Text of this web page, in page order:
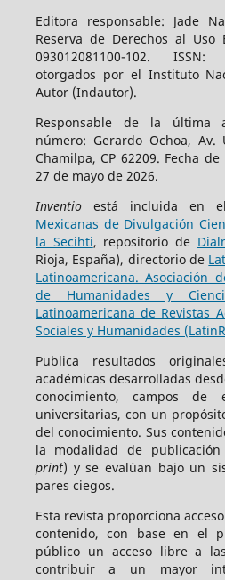
Editora responsable: Jade
Reserva de Derechos al Uso
093012081100-102.
otorgados por el Instituto
Autor (Indautor).
Responsable de la última
número: Gerardo Ochoa, Av.
Chamilpa, CP 62209. Fecha
27 de mayo de 2026.
Inventioestá incluida en
Mexicanas de Divulgación
la Secihti, repositorio de
Rioja, España), directorio de
Latinoamericana. Asociación
de Humanidades y
Latinoamericana de Revistas
Sociales y Humanidades
Publica resultados
académicas desarrolladas
conocimiento, campos de
universitarias, con un
del conocimiento. Sus
la modalidad de
print) y se evalúan bajo un
pares ciegos.
Esta revista proporciona
contenido, con base en el
público un acceso libre a
contribuir a un mayor